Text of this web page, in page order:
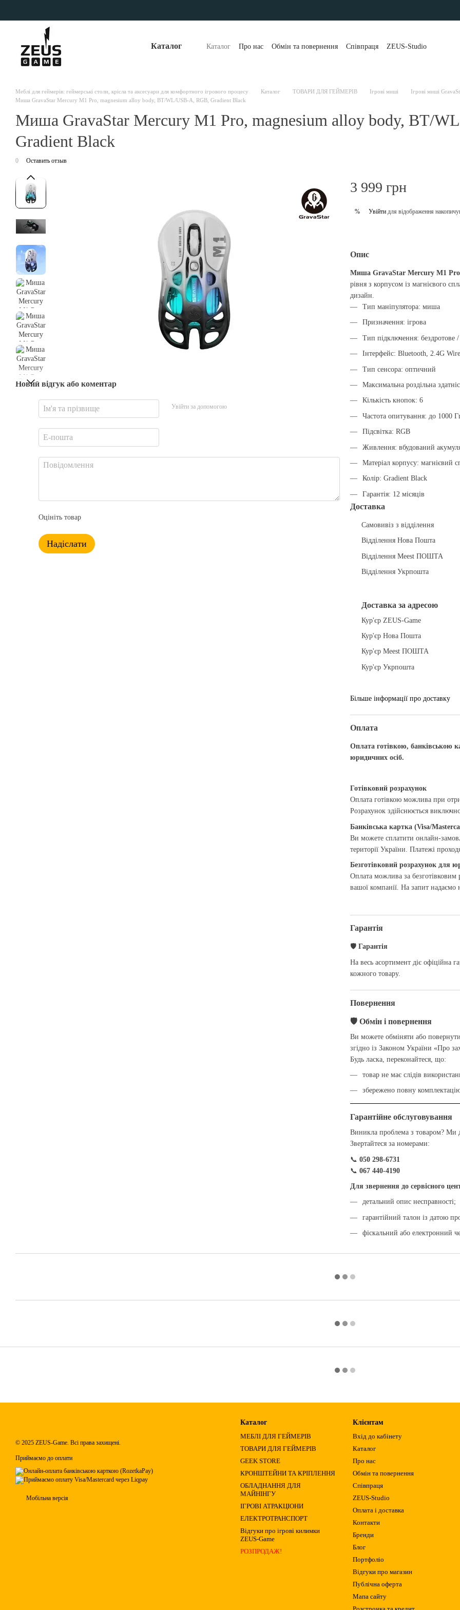
Каталог Каталог Про нас Обмін та повернення Співпраця
ZEUS-Studio
Меблі для геймерів: геймерські столи, крісла та аксесуари для комфортного ігрового процесу Каталог ТОВАРИ ДЛЯ ГЕЙМЕРІВ Ігрові миші
Ігрові миші
Миша GravaStar Mercury M1 Pro, magnesium alloy body, BT/WL/USB-A, RGB, Gradient Black
Миша GravaStar Mercury M1 Pro, magnesium alloy body, BT/
Gradient Black
0 Оставить отзыв
Новий відгук або коментар
Увійти за допомогою
Оцініть товар
Надіслати
3 999 грн
% Увійти для відображення
Опис
Миша GravaStar Mercury M1
рівня з корпусом із магнієвого
дизайн.
Тип маніпулятора: миша
Призначення: ігрова
Тип підключення: бездротове /
Інтерфейс: Bluetooth, 2.4G
Тип сенсора: оптичний
Максимальна роздільна
Кількість кнопок: 6
Частота опитування: до 1000
Підсвітка: RGB
Живлення: вбудований
Матеріал корпусу: магнієвий
Колір: Gradient Black
Гарантія: 12 місяців
Доставка
Самовивіз з відділення
Відділення Нова Пошта
Відділення Meest ПОШТА
Відділення Укрпошта
Доставка за адресою
Кур'єр ZEUS-Game
Кур'єр Нова Пошта
Кур'єр Meest ПОШТА
Кур'єр Укрпошта
Більше інформації про доставку
Оплата
Оплата готівкою, банківською
юридичних осіб.
Готівковий розрахунок
Оплата готівкою можлива при
Розрахунок здійснюється
Банківська картка (Visa/
Ви можете сплатити онлайн-
території України. Платежі
Безготівковий розрахунок для
Оплата можлива за безготівковим
вашої компанії. На запит надаємо
Гарантія
🛡 Гарантія
На весь асортимент діє офіційна
кожного товару.
Повернення
🛡 Обмін і повернення
Ви можете обміняти або
згідно із Законом України «Про
Будь ласка, переконайтеся, що:
товар не має слідів
збережено повну
Гарантійне обслуговування
Виникла проблема з товаром?
Звертайтеся за номерами:
📞 050 298-6731
📞 067 440-4190
Для звернення до сервісного
детальний опис несправності;
гарантійний талон із датою
фіскальний або електронний
© 2025 ZEUS-Game. Всі права захищені.
Приймаємо до оплати
Мобільна версія
Каталог
МЕБЛІ ДЛЯ ГЕЙМЕРІВ
ТОВАРИ ДЛЯ ГЕЙМЕРІВ
GEEK STORE
КРОНШТЕЙНИ ТА КРІПЛЕННЯ
ОБЛАДНАННЯ ДЛЯ
МАЙНІНГУ
ІГРОВІ АТРАКЦІОНИ
ЕЛЕКТРОТРАНСПОРТ
Відгуки про ігрові килимки
ZEUS-Game
РОЗПРОДАЖ!
Клієнтам
Вхід до кабінету
Каталог
Про нас
Обмін та повернення
Співпраця
ZEUS-Studio
Оплата і доставка
Контакти
Бренди
Блог
Портфоліо
Відгуки про магазин
Публічна оферта
Мапа сайту